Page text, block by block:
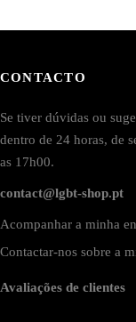
CONTACTO
Se tiver dúvidas ou
dentro de 24 horas, de
as 17h00.
contact@lgbt-shop.pt
Acompanhar a minha
Contactar-nos sobre a
Avaliações de clientes